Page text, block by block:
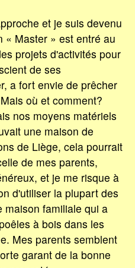
et je suis devenu
« Master » est entré au
projets d'activités pour
de ses
a fort envie de prêcher
où et comment?
nos moyens matériels
une maison de
de Liège, cela pourrait
de mes parents,
et je me risque à
d'utiliser la plupart des
maison familiale qui a
à bois dans les
Mes parents semblent
garant de la bonne